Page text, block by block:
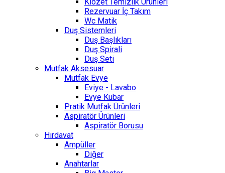
Rezervuar İç Takım
Wc Matik
Duş Sistemleri
Duş Başlıkları
Duş Spirali
Duş Seti
Mutfak Aksesuar
Mutfak Evye
Eviye - Lavabo
Evye Kubar
Pratik Mutfak Ürünleri
Aspiratör Ürünleri
Aspiratör Borusu
Hırdavat
Ampüller
Diğer
Anahtarlar